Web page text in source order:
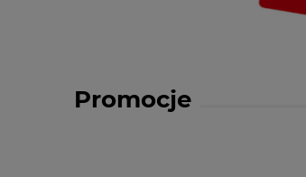
Promocje